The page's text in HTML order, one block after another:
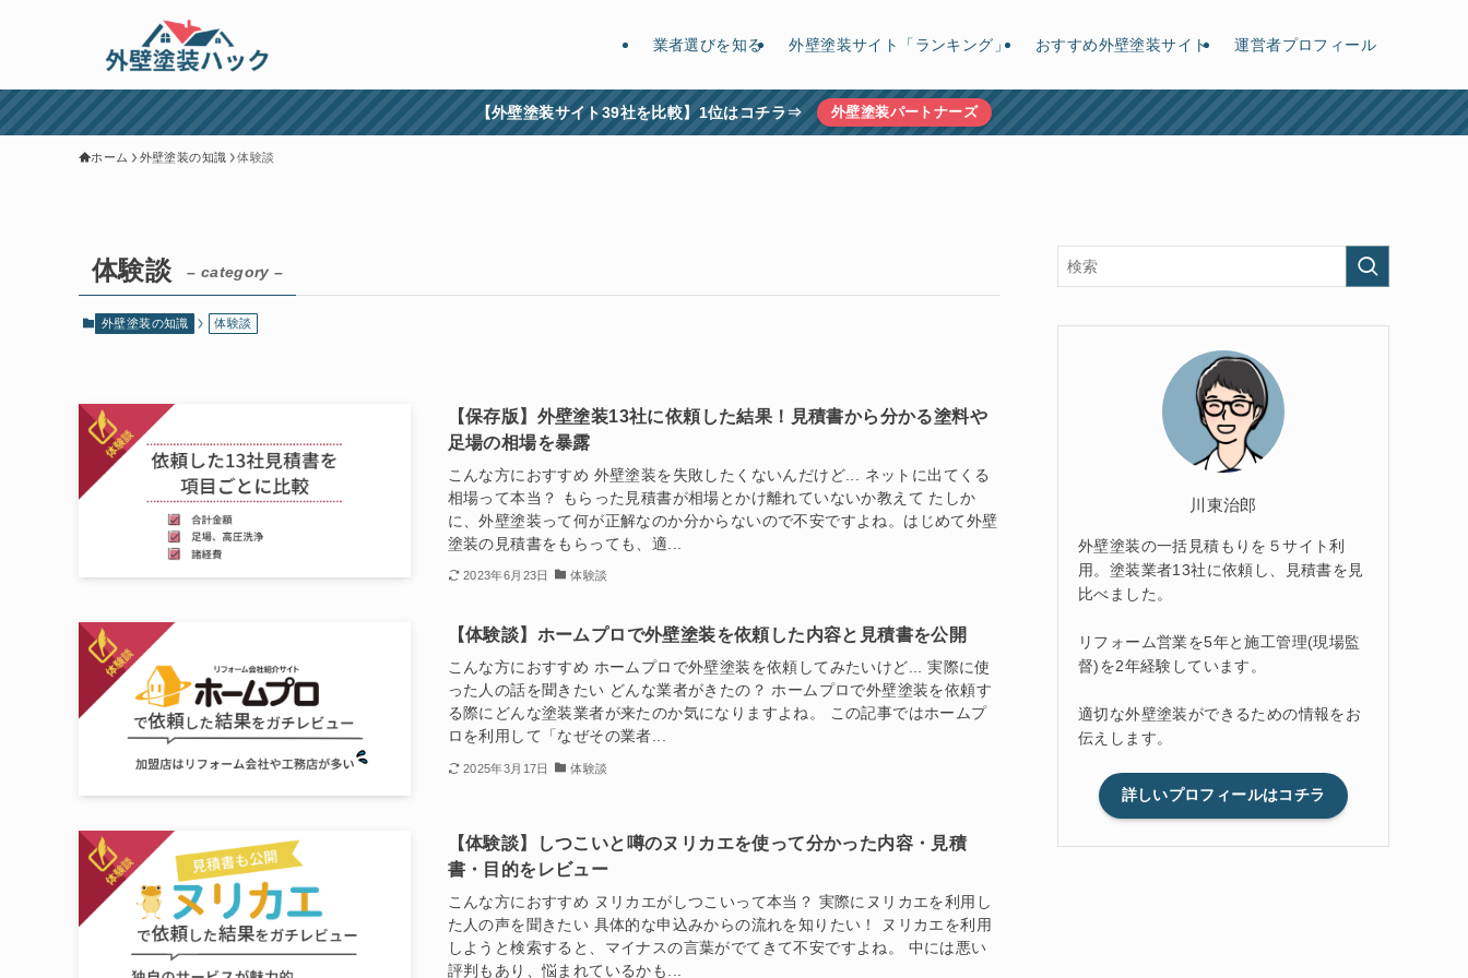
業者選びを知る 外壁塗装サイト「ランキング」 おすすめ外壁塗装サイト 運営者プロフィール
【外壁塗装サイト39社を比較】1位はコチラ⇒ 外壁塗装パートナーズ
ホーム 外壁塗装の知識 体験談
体験談 – category –
外壁塗装の知識 体験談
【保存版】外壁塗装13社に依頼した結果！見積書から分かる塗料や
足場の相場を暴露
こんな方におすすめ 外壁塗装を失敗したくないんだけど... ネットに出てくる
相場って本当？ もらった見積書が相場とかけ離れていないか教えて たしか
に、外壁塗装って何が正解なのか分からないので不安ですよね。はじめて外壁
塗装の見積書をもらっても、適...
2023年6月23日 体験談
【体験談】ホームプロで外壁塗装を依頼した内容と見積書を公開
こんな方におすすめ ホームプロで外壁塗装を依頼してみたいけど... 実際に使
った人の話を聞きたい どんな業者がきたの？ ホームプロで外壁塗装を依頼す
る際にどんな塗装業者が来たのか気になりますよね。 この記事ではホームプ
ロを利用して「なぜその業者...
2025年3月17日 体験談
【体験談】しつこいと噂のヌリカエを使って分かった内容・見積
書・目的をレビュー
こんな方におすすめ ヌリカエがしつこいって本当？ 実際にヌリカエを利用し
た人の声を聞きたい 具体的な申込みからの流れを知りたい！ ヌリカエを利用
しようと検索すると、マイナスの言葉がでてきて不安ですよね。 中には悪い
評判もあり、悩まれているかも...
川東治郎
外壁塗装の一括見積もりを５サイト利
用。塗装業者13社に依頼し、見積書を見
比べました。
リフォーム営業を5年と施工管理(現場監
督)を2年経験しています。
適切な外壁塗装ができるための情報をお
伝えします。
詳しいプロフィールはコチラ